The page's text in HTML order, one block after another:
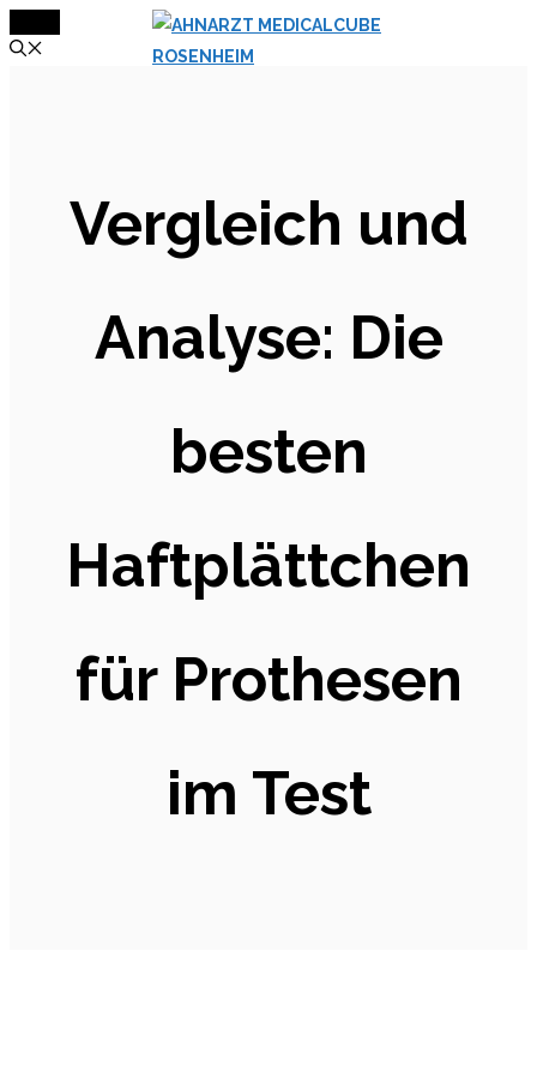
Inhalt
Vergleich und
Analyse: Die
besten
Haftplättchen
für Prothesen
im Test